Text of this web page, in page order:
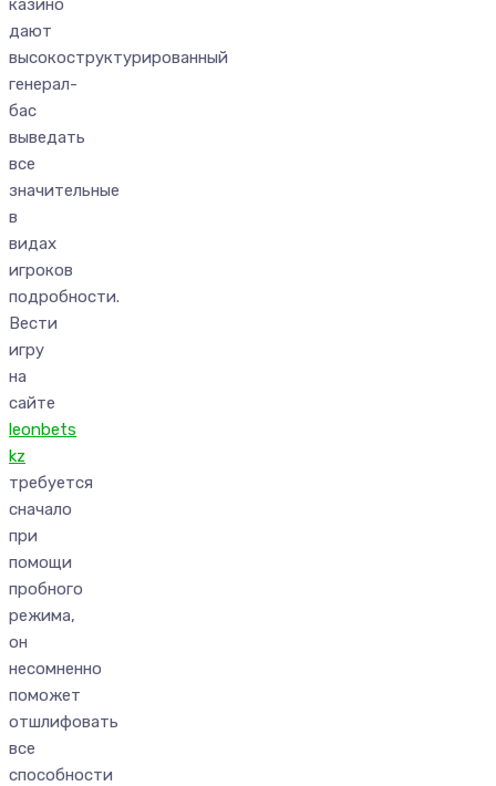
казино
дают
высокоструктурированный
генерал-
бас
выведать
все
значительные
в
видах
игроков
подробности.
Вести
игру
на
сайте
leonbets
kz
требуется
сначало
при
помощи
пробного
режима,
он
несомненно
поможет
отшлифовать
все
способности